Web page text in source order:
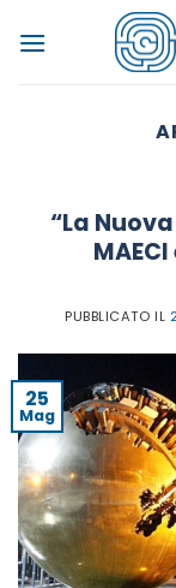
“La
PUBBLICATO IL
25
Mag